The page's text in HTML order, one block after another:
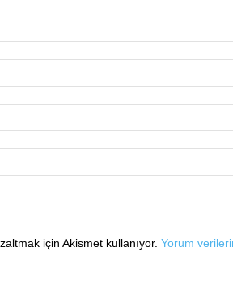
için Akismet kullanıyor. Yorum